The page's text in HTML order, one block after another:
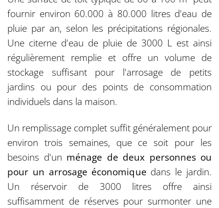
fournir environ 60.000 à 80.000 litres d'eau de
pluie par an, selon les précipitations régionales.
Une citerne d'eau de pluie de 3000 L est ainsi
régulièrement remplie et offre un volume de
stockage suffisant pour l'arrosage de petits
jardins ou pour des points de consommation
individuels dans la maison.
Un remplissage complet suffit généralement pour
environ trois semaines, que ce soit pour les
besoins d'un ménage de deux personnes ou
pour un arrosage économique dans le jardin.
Un réservoir de 3000 litres offre ainsi
suffisamment de réserves pour surmonter une